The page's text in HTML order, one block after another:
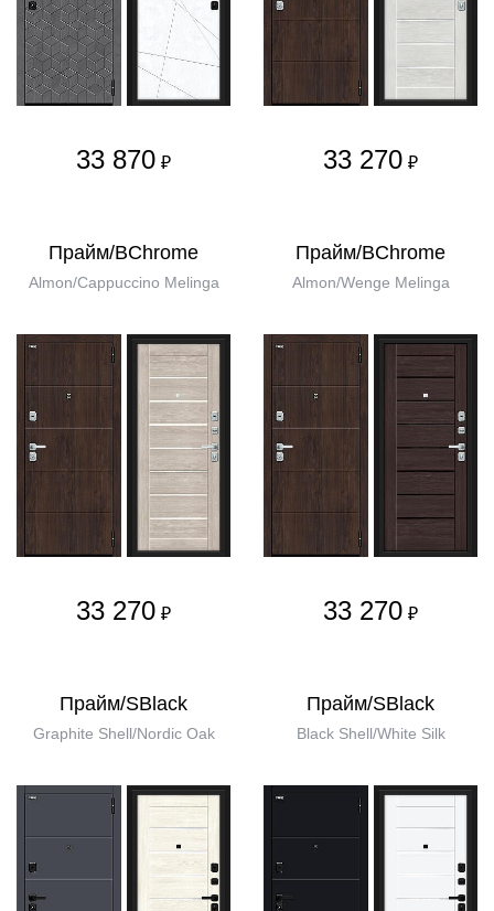
33 870 ₽ 33 270 ₽
Прайм/BChrome
Almon/Cappuccino Melinga
33 270 ₽
Прайм/BChrome
Almon/Wenge Melinga
33 270 ₽
Прайм/SBlack
Graphite Shell/Nordic Oak
Прайм/SBlack
Black Shell/White Silk